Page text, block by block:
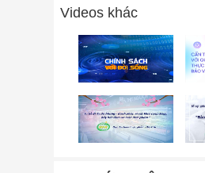
Videos khác